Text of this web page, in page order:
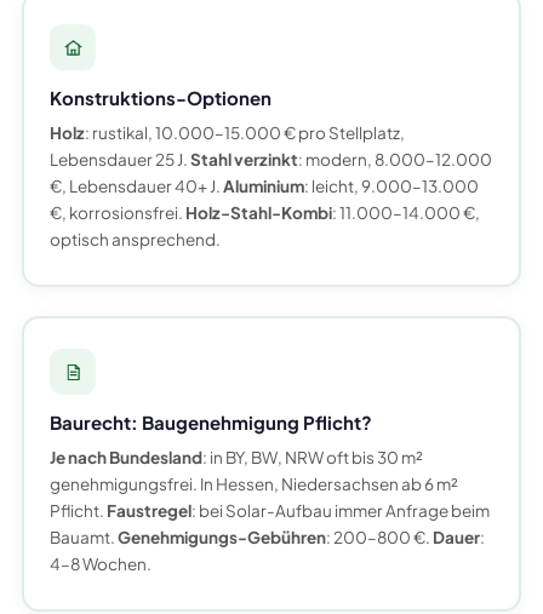
Konstruktions-Optionen
Holz: rustikal, 10.000–15.000 € pro Stellplatz,
Lebensdauer 25 J.Stahl verzinkt: modern, 8.000–12.000
€, Lebensdauer 40+ J.Aluminium: leicht, 9.000–13.000
€, korrosionsfrei. Holz-Stahl-Kombi: 11.000–14.000 €,
optisch ansprechend.
Baurecht: Baugenehmigung Pflicht?
Je nach Bundesland: in BY, BW, NRW oft bis 30 m²
genehmigungsfrei. In Hessen, Niedersachsen ab 6 m²
Pflicht. Faustregel: bei Solar-Aufbau immer Anfrage beim
Bauamt.Genehmigungs-Gebühren: 200–800 €. Dauer:
4–8 Wochen.